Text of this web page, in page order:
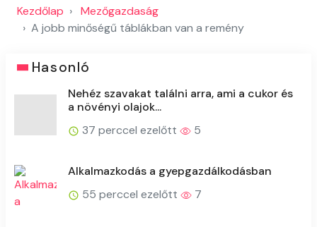
Kezdőlap
Mezőgazdaság
A jobb minőségű táblákban van a remény
Hasonló
Nehéz szavakat találni arra, ami a cukor és
a növényi olajok...
37 perccel ezelőtt
5
Alkalmazkodás a gyepgazdálkodásban
55 perccel ezelőtt
7